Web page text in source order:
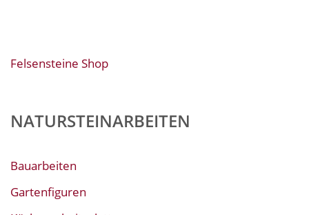
Felsensteine Shop
NATURSTEINARBEITEN
Bauarbeiten
Gartenfiguren